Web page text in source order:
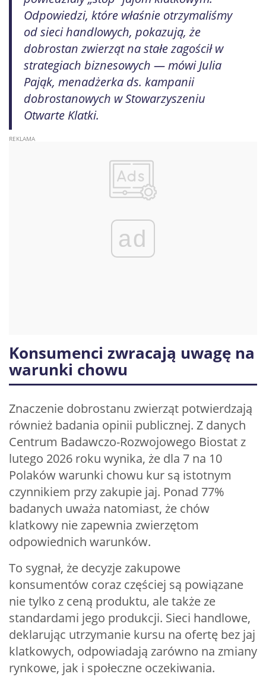
Odpowiedzi, które właśnie otrzymaliśmy
od sieci handlowych, pokazują, że
dobrostan zwierząt na stałe zagościł w
strategiach biznesowych — mówi Julia
Pająk, menadżerka ds. kampanii
dobrostanowych w Stowarzyszeniu
Otwarte Klatki.
ad
Konsumenci zwracają uwagę na
warunki chowu
Znaczenie dobrostanu zwierząt potwierdzają
również badania opinii publicznej. Z danych
Centrum Badawczo-Rozwojowego Biostat z
lutego 2026 roku wynika, że dla 7 na 10
Polaków warunki chowu kur są istotnym
czynnikiem przy zakupie jaj. Ponad 77%
badanych uważa natomiast, że chów
klatkowy nie zapewnia zwierzętom
odpowiednich warunków.
To sygnał, że decyzje zakupowe
konsumentów coraz częściej są powiązane
nie tylko z ceną produktu, ale także ze
standardami jego produkcji. Sieci handlowe,
deklarując utrzymanie kursu na ofertę bez jaj
klatkowych, odpowiadają zarówno na zmiany
rynkowe, jak i społeczne oczekiwania.